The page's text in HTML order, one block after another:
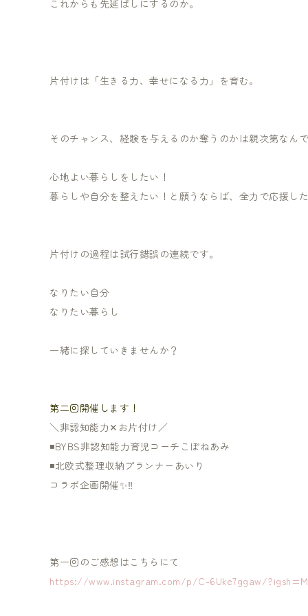
これからも先延ばしにするのか。
片付けは「生きる力、幸せになる力」を育む。
そのチャンス、経験を与えるのか奪うのかは親次第なんで
心地よい暮らしをしたい！
暮らしや自分を整えたい！と願うならば、全力で応援し
片付けの過程は試行錯誤の連続です。
なりたい自分
なりたい暮らし
一緒に探していきませんか？
第二回開催します！
＼非認知能力✕お片付け／
◾️BYBS非認知能力育児コーチこぼねあみ
◾️北欧式整理収納プランナーあいり
コラボ企画開催✨‼︎
第一回のご感想はこちらにて
https://www.instagram.com/p/C-6Uke7ggaw/